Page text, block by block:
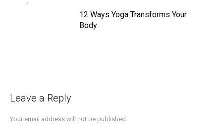
12 Ways Yoga Transforms Your
Body
Leave a Reply
Your email address will not be published.